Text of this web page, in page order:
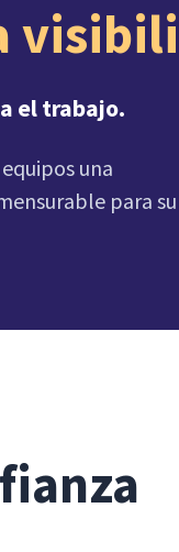
el trabajo.
una
para su